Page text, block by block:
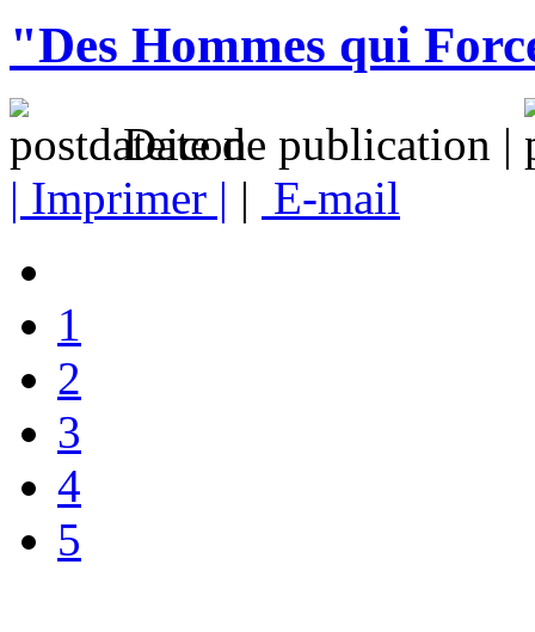
"Des Hommes qui
Date de publication |
| Imprimer | | E-mail
1
2
3
4
5